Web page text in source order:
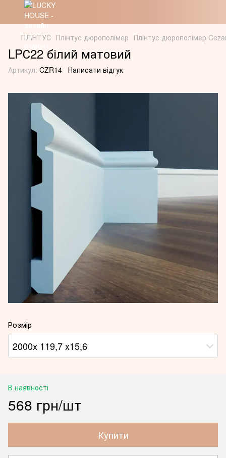
ПЛІНТУС Плінтус дюрополімер Плінтус дюрополімер
LPС22 білий матовий
Артикул: CZR14 Написати відгук
Розмір
2000x 119,7 x15,6
В наявності
568 грн/шт
Купити